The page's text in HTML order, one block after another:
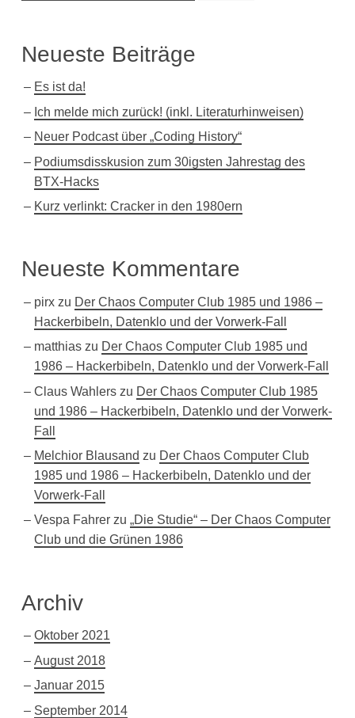
Neueste Beiträge
Es ist da!
Ich melde mich zurück! (inkl. Literaturhinweisen)
Neuer Podcast über „Coding History“
Podiumsdisskusion zum 30igsten Jahrestag des
BTX-Hacks
Kurz verlinkt: Cracker in den 1980ern
Neueste Kommentare
pirxzu Der Chaos Computer Club 1985 und 1986 –
Hackerbibeln, Datenklo und der Vorwerk-Fall
matthiaszu Der Chaos Computer Club 1985 und
1986 – Hackerbibeln, Datenklo und der Vorwerk-Fall
Claus Wahlerszu Der Chaos Computer Club 1985
und 1986 – Hackerbibeln, Datenklo und der Vorwerk-
Fall
Melchior Blausand zu Der Chaos Computer Club
1985 und 1986 – Hackerbibeln, Datenklo und der
Vorwerk-Fall
Vespa Fahrerzu „Die Studie“ – Der Chaos Computer
Club und die Grünen 1986
Archiv
Oktober 2021
August 2018
Januar 2015
September 2014